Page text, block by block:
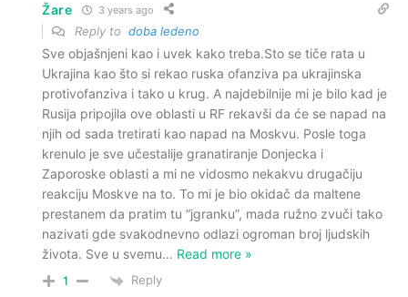
Žare 3 years ago
Reply to doba ledeno
Sve objašnjeni kao i uvek kako treba.Sto se tiče rata u
Ukrajina kao što si rekao ruska ofanziva pa ukrajinska
protivofanziva i tako u krug. A najdebilnije mi je bilo kad je
Rusija pripojila ove oblasti u RF rekavši da će se napad na
njih od sada tretirati kao napad na Moskvu. Posle toga
krenulo je sve učestalije granatiranje Donjecka i
Zaporoske oblasti a mi ne vidosmo nekakvu drugačiju
reakciju Moskve na to. To mi je bio okidač da maltene
prestanem da pratim tu “jgranku”, mada ružno zvuči tako
nazivati gde svakodnevno odlazi ogroman broj ljudskih
života. Sve u svemu… Read more »
1 Reply